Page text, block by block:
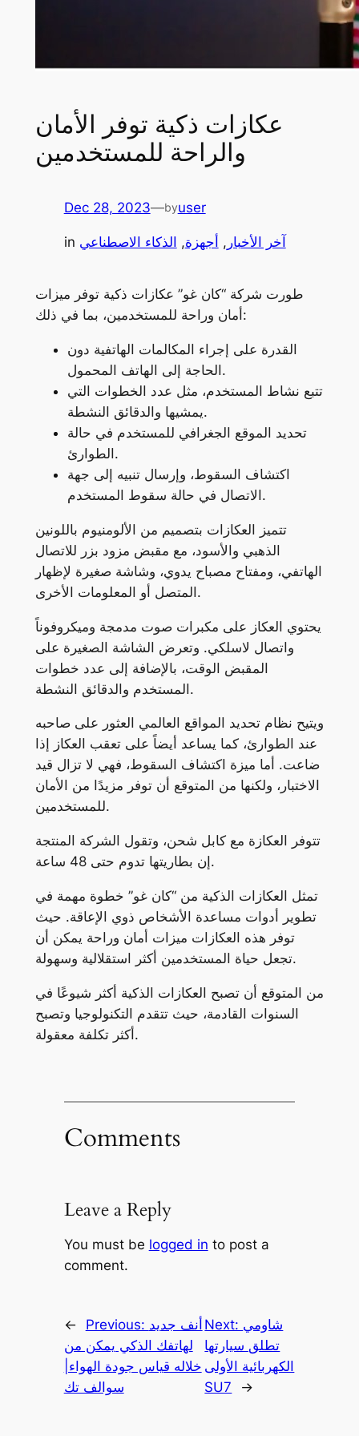
عكازات ذكية توفر الأمان
والراحة للمستخدمين
Dec 28, 2023—byuser
in آخر الأخبار , أجهزة, الذكاء الاصطناعي
طورت شركة “كان غو” عكازات ذكية توفر ميزات
أمان وراحة للمستخدمين، بما في ذلك:
القدرة على إجراء المكالمات الهاتفية دون
الحاجة إلى الهاتف المحمول.
تتبع نشاط المستخدم، مثل عدد الخطوات التي
يمشيها والدقائق النشطة.
تحديد الموقع الجغرافي للمستخدم في حالة
الطوارئ.
اكتشاف السقوط، وإرسال تنبيه إلى جهة
الاتصال في حالة سقوط المستخدم.
تتميز العكازات بتصميم من الألومنيوم باللونين
الذهبي والأسود، مع مقبض مزود بزر للاتصال
الهاتفي، ومفتاح مصباح يدوي، وشاشة صغيرة لإظهار
المتصل أو المعلومات الأخرى.
يحتوي العكاز على مكبرات صوت مدمجة وميكروفوناً
واتصال لاسلكي. وتعرض الشاشة الصغيرة على
المقبض الوقت، بالإضافة إلى عدد خطوات
المستخدم والدقائق النشطة.
ويتيح نظام تحديد المواقع العالمي العثور على صاحبه
عند الطوارئ، كما يساعد أيضاً على تعقب العكاز إذا
ضاعت. أما ميزة اكتشاف السقوط، فهي لا تزال قيد
الاختبار، ولكنها من المتوقع أن توفر مزيدًا من الأمان
للمستخدمين.
تتوفر العكازة مع كابل شحن، وتقول الشركة المنتجة
إن بطاريتها تدوم حتى 48 ساعة.
تمثل العكازات الذكية من “كان غو” خطوة مهمة في
تطوير أدوات مساعدة الأشخاص ذوي الإعاقة. حيث
توفر هذه العكازات ميزات أمان وراحة يمكن أن
تجعل حياة المستخدمين أكثر استقلالية وسهولة.
من المتوقع أن تصبح العكازات الذكية أكثر شيوعًا في
السنوات القادمة، حيث تتقدم التكنولوجيا وتصبح
أكثر تكلفة معقولة.
Comments
Leave a Reply
You must be logged in to post a
comment.
← Previous: أنف جديد
لهاتفك الذكي يمكن من
خلاله قياس جودة الهواء|
سوالف تك
Next: شاومي
تطلق سيارتها
الكهربائية الأولى
SU7
→